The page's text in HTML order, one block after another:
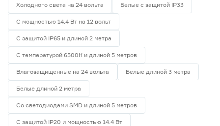
Холодного света на 24 вольта Белые с защитой IP33
С мощностью 14.4 Вт на 12 вольт
С защитой IP65 и длиной 2 метра
С температурой 6500К и длиной 5 метров
Влагозащищенные на 24 вольта Белые длиной 3 метра
Белые длиной 2 метра
Со светодиодами SMD и длиной 5 метров
С защитой IP20 и мощностью 14.4 Вт